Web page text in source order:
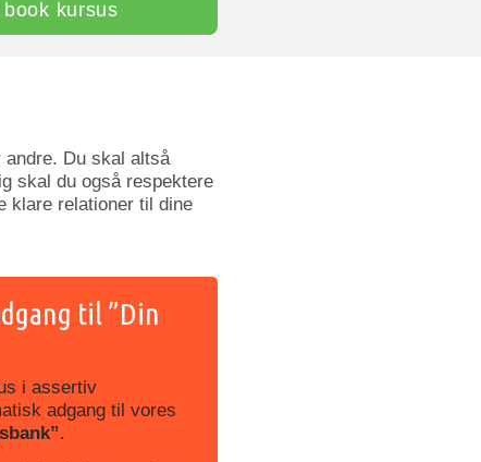
kursus
andre. Du skal altså
skal du også respektere
klare relationer til dine
til ”Din
i assertiv
adgang til vores
.